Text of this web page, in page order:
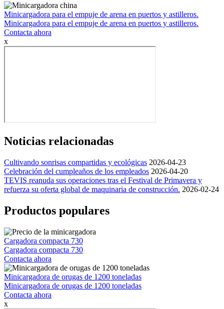
Minicargadora para el empuje de arena en puertos y astilleros.
Minicargadora para el empuje de arena en puertos y astilleros.
Contacta ahora
x
Noticias relacionadas
Cultivando sonrisas compartidas y ecológicas 2026-04-23
Celebración del cumpleaños de los empleados 2026-04-20
TEVIS reanuda sus operaciones tras el Festival de Primavera y
refuerza su oferta global de maquinaria de construcción. 2026-02-24
Productos populares
Cargadora compacta 730
Cargadora compacta 730
Contacta ahora
Minicargadora de orugas de 1200 toneladas
Minicargadora de orugas de 1200 toneladas
Contacta ahora
x